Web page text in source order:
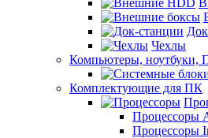
Чехлы
Компьютеры, ноутбуки,
Комплектующие для ПК
Процессоры
Процессоры